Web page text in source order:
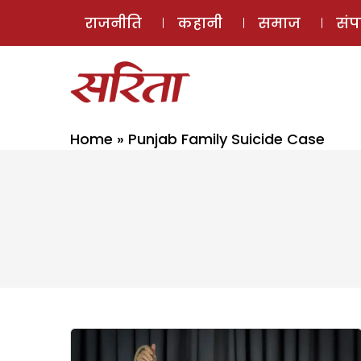
राजनीति कहानी समाज
Home » Punjab Family Suicide Case